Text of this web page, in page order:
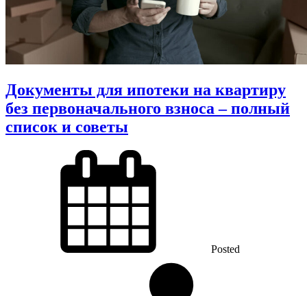
Документы для ипотеки на квартиру
без первоначального взноса – полный
список и советы
Posted